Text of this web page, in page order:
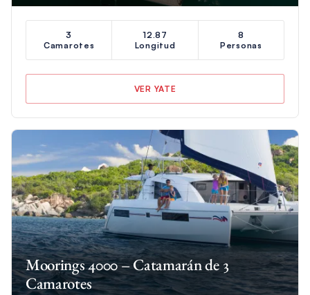
3
Camarotes
12.87
Longitud
8
Personas
VER YATE
Moorings 4000 – Catamarán de 3
Camarotes